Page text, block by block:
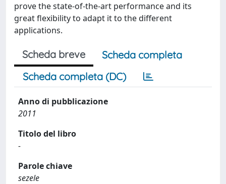
prove the state-of-the-art performance and its
great flexibility to adapt it to the different
applications.
Scheda breve
Scheda completa
Scheda completa (DC)
Anno di pubblicazione
2011
Titolo del libro
-
Parole chiave
sezele